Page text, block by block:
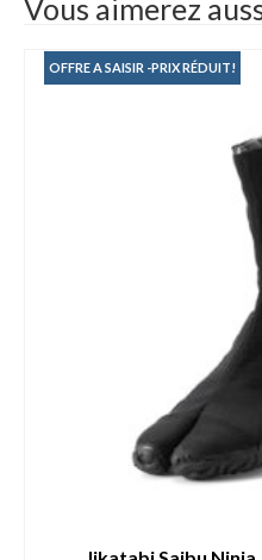
Vous aimerez
OFFRE A SAISIR -PRIX RÉDUIT!